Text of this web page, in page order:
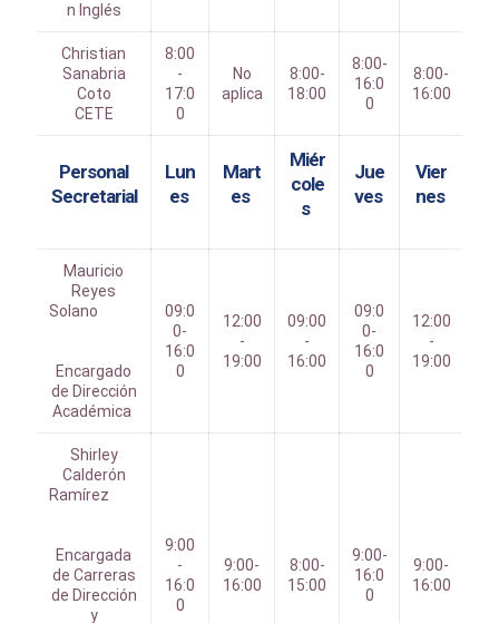
n Inglés
Christian
Sanabria
Coto
CETE
8:00
-
17:0
0
No
aplica
8:00-
18:00
8:00-
16:0
0
8:00-
16:00
Personal
Secretarial
Lun
es
Mart
es
Miér
cole
s
Jue
ves
Vier
nes
Mauricio
Reyes
Solano
Encargado
de Dirección
Académica
09:0
0-
16:0
0
12:00
-
19:00
09:00
-
16:00
09:0
0-
16:0
0
12:00
-
19:00
Shirley
Calderón
Ramírez
Encargada
de Carreras
de Dirección
y
9:00
-
16:0
0
9:00-
16:00
8:00-
15:00
9:00-
16:0
0
9:00-
16:00